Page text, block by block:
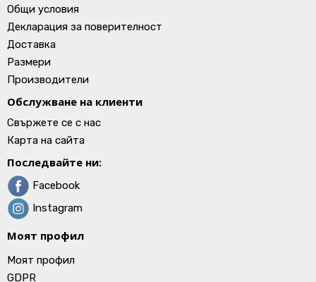
Общи условия
Декларация за поверителност
Доставка
Размери
Производители
Обслужване на клиенти
Свържете се с нас
Карта на сайта
Последвайте ни:
Facebook
Instagram
Моят профил
Моят профил
GDPR